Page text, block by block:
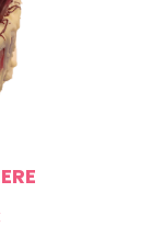
Preisspanne: